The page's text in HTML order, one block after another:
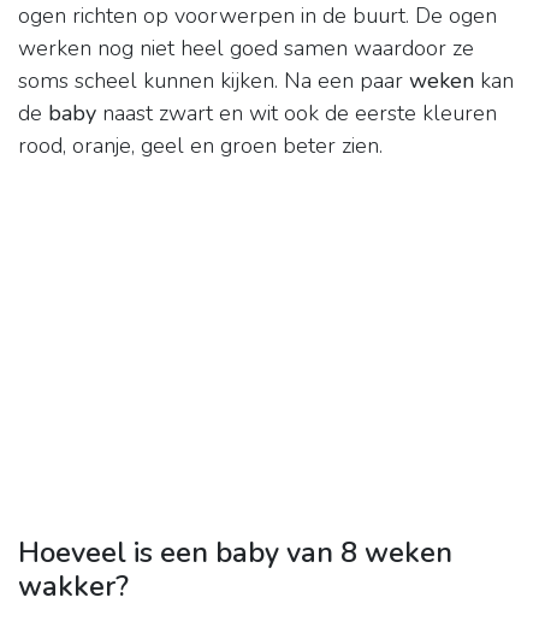
ogen richten op voorwerpen in de buurt. De ogen
werken nog niet heel goed samen waardoor ze
soms scheel kunnen kijken. Na een paar weken kan
de baby naast zwart en wit ook de eerste kleuren
rood, oranje, geel en groen beter zien.
Hoeveel is een baby van 8 weken
wakker?